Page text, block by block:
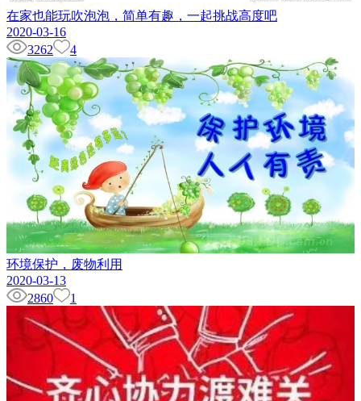
在家也能玩吹泡泡，简单有趣，一起挑战高度吧
2020-03-16
3262
4
环境保护，废物利用
2020-03-13
2860
1